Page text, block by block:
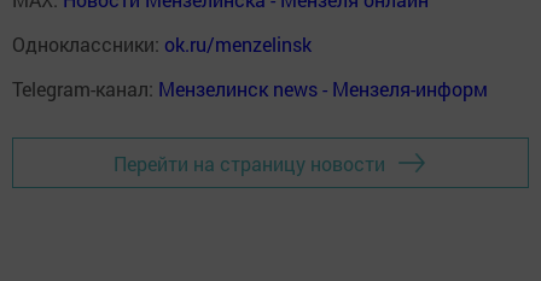
Одноклассники: ok.ru/menzelinsk
Telegram-канал: Мензелинск news - Мензеля-информ
Перейти на страницу новости